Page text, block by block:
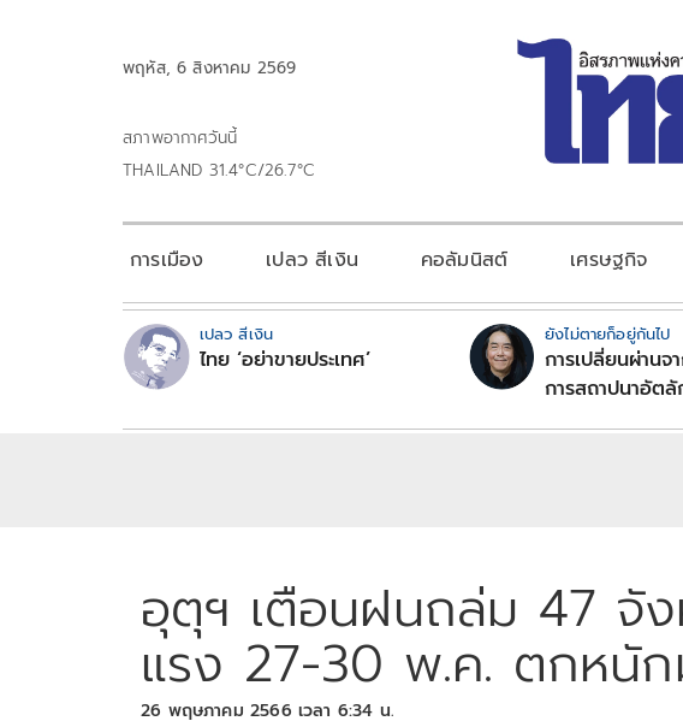
พฤหัส, 6 สิงหาคม 2569
สภาพอากาศวันนี้
THAILAND 31.4°C/26.7°C
การเมือง เปลว สีเงิน คอลัมนิสต์ เศรษฐกิจ
เปลว สีเงิน
ไทย ‘อย่าขายประเทศ’
ยังไม่ตายก็อยู่กันไป
การเปลี่ยนผ่านจ
การสถาปนาอัต
อุตุฯ เตือนฝนถล่ม 47 จัง
แรง 27-30 พ.ค. ตกหนั
26 พฤษภาคม 2566 เวลา 6:34 น.